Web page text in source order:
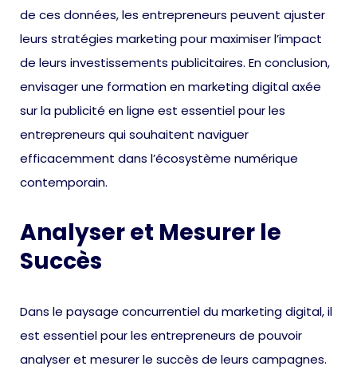
de ces données, les entrepreneurs peuvent ajuster
leurs stratégies marketing pour maximiser l’impact
de leurs investissements publicitaires. En conclusion,
envisager une formation en marketing digital axée
sur la publicité en ligne est essentiel pour les
entrepreneurs qui souhaitent naviguer
efficacemment dans l’écosystème numérique
contemporain.
Analyser et Mesurer le
Succès
Dans le paysage concurrentiel du marketing digital, il
est essentiel pour les entrepreneurs de pouvoir
analyser et mesurer le succès de leurs campagnes.